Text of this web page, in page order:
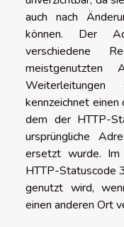
auch nach
können. Der
verschiedene
kennzeichnet
dem der HTTP-
ursprüngliche
ersetzt wurde. Im
HTTP-Statuscode
genutzt wird,
einen anderen Ort